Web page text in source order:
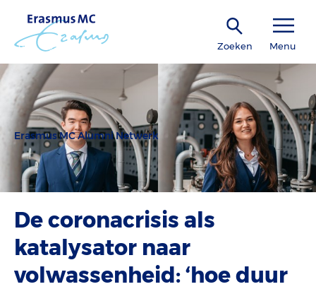
Zoeken Menu
Erasmus MC Alumni Netwerk
De coronacrisis als
katalysator naar
volwassenheid: ‘hoe duur